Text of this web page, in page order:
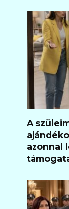
A
azonnal